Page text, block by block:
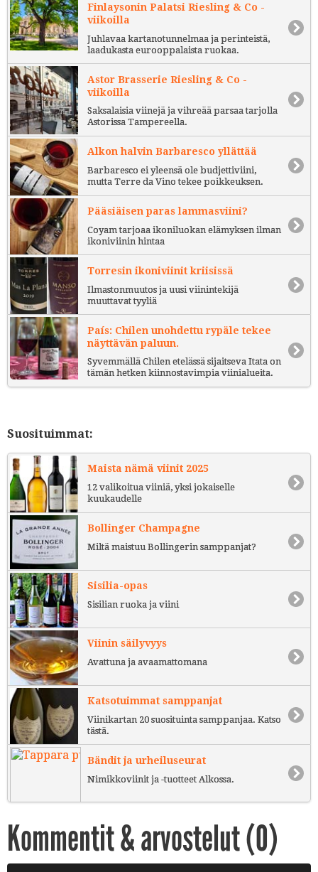
Finlaysonin Palatsi Riesling & Co -
viikoilla
Juhlavaa kartanotunnelmaa ja perinteistä,
laadukasta eurooppalaista ruokaa.
Astor Brasserie Riesling & Co -
viikoilla
Saksalaisia viinejä ja vihreää parsaa tarjolla
Astorissa Tampereella.
Alkon halvin Barbaresco yllättää
Barbaresco ei yleensä ole budjettiviini,
mutta Terre da Vino tekee poikkeuksen.
Pääsiäisen paras lammasviini?
Coyam tarjoaa ikoniluokan elämyksen ilman
ikoniviinin hintaa
Torresin ikoniviinit kriisissä
Ilmastonmuutos ja uusi viinintekijä
muuttavat tyyliä
País: Chilen unohdettu rypäle tekee
näyttävän paluun.
Syvemmällä Chilen etelässä sijaitseva Itata on
tämän hetken kiinnostavimpia viinialueita.
Suosituimmat:
Maista nämä viinit 2025
12 valikoitua viiniä, yksi jokaiselle
kuukaudelle
Bollinger Champagne
Miltä maistuu Bollingerin samppanjat?
Sisilia-opas
Sisilian ruoka ja viini
Viinin säilyvyys
Avattuna ja avaamattomana
Katsotuimmat samppanjat
Viinikartan 20 suosituinta samppanjaa. Katso
tästä.
Bändit ja urheiluseurat
Nimikkoviinit ja -tuotteet Alkossa.
Kommentit & arvostelut (0)